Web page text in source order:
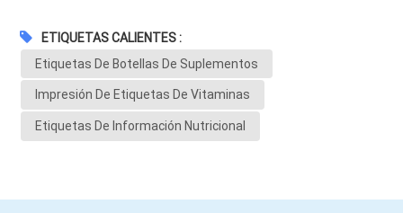
ETIQUETAS CALIENTES :
Etiquetas De Botellas De Suplementos
Impresión De Etiquetas De Vitaminas
Etiquetas De Información Nutricional